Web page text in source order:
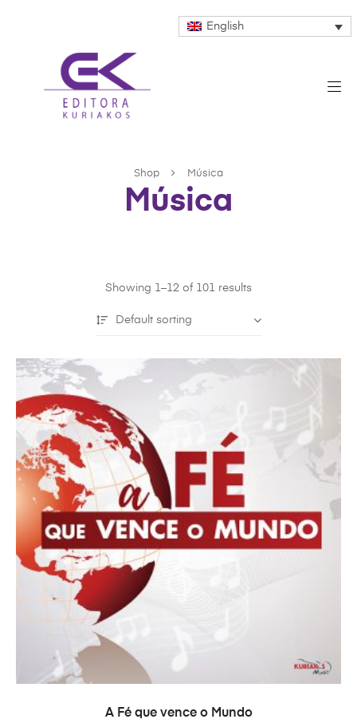
English
Shop Música
Música
Showing 1–12 of 101 results
Default sorting
ADD TO CART
A Fé que vence o Mundo